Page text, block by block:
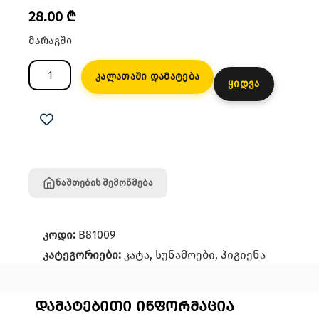
28.00 ₾
მარაგში
კალათაში დამატება
ყიდვა
ნაშთების შემოწმება
კოდი: B81009
კატეგორიები: კატა, სუნამოები, ჰიგიენა
დამატებითი ინფორმაცია